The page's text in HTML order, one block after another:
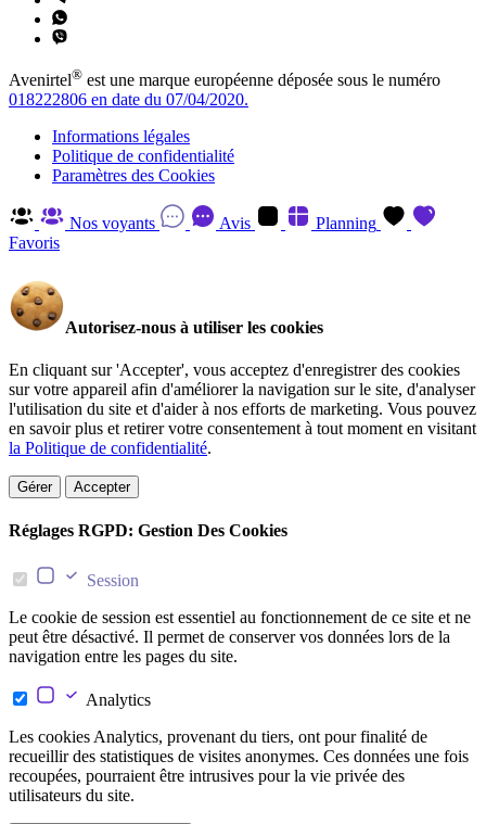
Avenirtel® est une marque européenne déposée sous le numéro
018222806 en date du 07/04/2020.
Informations légales
Politique de confidentialité
Paramètres des Cookies
Nos voyants Avis
Planning
Favoris
Autorisez-nous à utiliser les cookies
En cliquant sur 'Accepter', vous acceptez d'enregistrer des cookies
sur votre appareil afin d'améliorer la navigation sur le site, d'analyser
l'utilisation du site et d'aider à nos efforts de marketing. Vous pouvez
en savoir plus et retirer votre consentement à tout moment en visitant
la Politique de confidentialité.
Gérer Accepter
Réglages RGPD: Gestion Des Cookies
Session
Le cookie de session est essentiel au fonctionnement de ce site et ne
peut être désactivé. Il permet de conserver vos données lors de la
navigation entre les pages du site.
Analytics
Les cookies Analytics, provenant du tiers, ont pour finalité de
recueillir des statistiques de visites anonymes. Ces données une fois
recoupées, pourraient être intrusives pour la vie privée des
utilisateurs du site.